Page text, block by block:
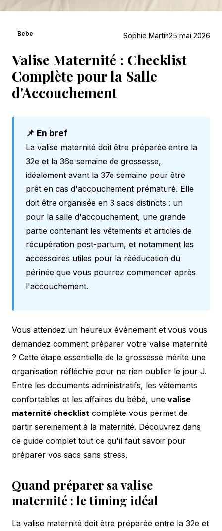
Bebe Sophie Martin25 mai 2026
Valise Maternité : Checklist
Complète pour la Salle
d'Accouchement
📌 En bref
La valise maternité doit être préparée entre la
32e et la 36e semaine de grossesse,
idéalement avant la 37e semaine pour être
prêt en cas d'accouchement prématuré. Elle
doit être organisée en 3 sacs distincts : un
pour la salle d'accouchement, une grande
partie contenant les vêtements et articles de
récupération post-partum, et notamment les
accessoires utiles pour la rééducation du
périnée que vous pourrez commencer après
l'accouchement.
Vous attendez un heureux événement et vous vous
demandez comment préparer votre valise maternité
? Cette étape essentielle de la grossesse mérite une
organisation réfléchie pour ne rien oublier le jour J.
Entre les documents administratifs, les vêtements
confortables et les affaires du bébé, une valise
maternité checklist complète vous permet de
partir sereinement à la maternité. Découvrez dans
ce guide complet tout ce qu'il faut savoir pour
préparer vos sacs sans stress.
Quand préparer sa valise
maternité : le timing idéal
La valise maternité doit être préparée entre la 32e et